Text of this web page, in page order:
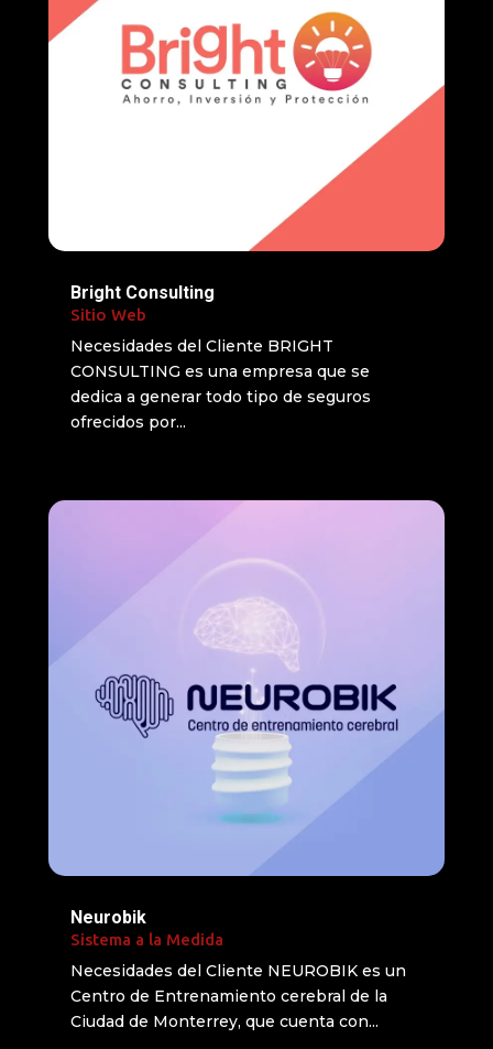
Bright Consulting
Sitio Web
Necesidades del Cliente BRIGHT
CONSULTING es una empresa que se
dedica a generar todo tipo de seguros
ofrecidos por...
Neurobik
Sistema a la Medida
Necesidades del Cliente NEUROBIK es un
Centro de Entrenamiento cerebral de la
Ciudad de Monterrey, que cuenta con...